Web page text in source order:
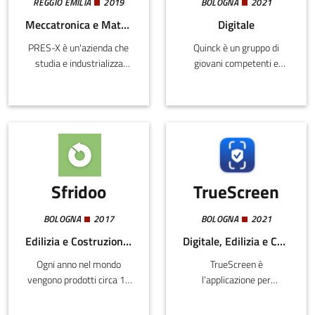
Meccatronica e Materiali
PRES-X è un'azienda che
studia e industrializza
additive manufacturing.
Digitale
Quinck è un gruppo di
giovani competenti e
sociale specializzandosi
sviluppo di tecnologie
innovative, in particolare
IoT, cloud computing e
software.Attraverso un
approccio flessibile tra
consulenza e R&D di
soluzioni innovative,
siamo dinamici e
disponibili partner
tecnologici per
Sfridoo
BOLOGNA 2017
Edilizia e Costruzioni, Energia e Sostenibilità, Meccatronica e Materiali
Ogni anno nel mondo
vengono prodotti circa 11
TrueScreen
BOLOGNA 2021
Digitale, Edilizia e Costruzioni, Meccatronica e Materiali
TrueScreen è
l’applicazione per